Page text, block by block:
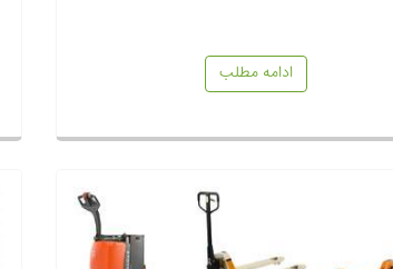
ادامه مطلب